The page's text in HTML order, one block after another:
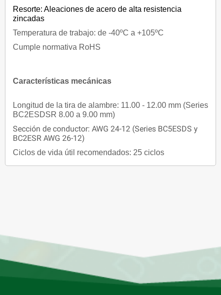
Resorte: Aleaciones de acero de alta resistencia
zincadas
Temperatura de trabajo: de -40ºC a +105ºC
Cumple normativa RoHS
Características mecánicas
Longitud de la tira de alambre: 11.00 - 12.00 mm (Series
BC2ESDSR 8.00 a 9.00 mm)
Sección de conductor: AWG 24-12 (Series BC5ESDS y
BC2ESR AWG 26-12)
Ciclos de vida útil recomendados: 25 ciclos